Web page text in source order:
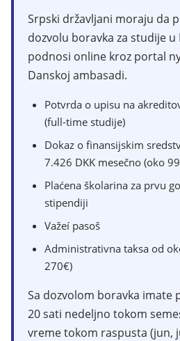
Srpski državljani moraju da
dozvolu boravka za studije u
podnosi online kroz portal
Danskoj ambasadi.
Potvrda o upisu na
(full-time studije)
Dokaz o finansijskim
7.426 DKK mesečno (oko
Plaćena školarina za prvu
stipendiji
Važeí pasoš
Administrativna taksa od
270€)
Sa dozvolom boravka imate
20 sati nedeljno tokom
vreme tokom raspusta (jun,